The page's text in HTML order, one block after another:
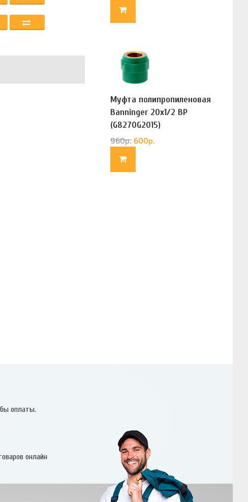
Муфта полипропиленовая
Banninger 20х1/2 ВР
(G8270G2015)
960р. 600р.
оплаты.
онлайн